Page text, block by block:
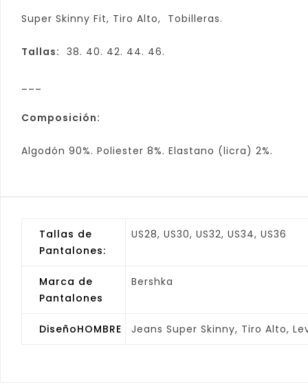
Super Skinny Fit, Tiro Alto, Tobilleras.
Tallas: 38. 40. 42. 44. 46.
Composición:
Algodón 90%. Poliester 8%. Elastano (licra) 2%.
Tallas de
Pantalones:
US28, US30, US32, US34, US36
Marca de
Pantalones
Bershka
DiseñoHOMBRE Jeans Super Skinny, Tiro Alto,